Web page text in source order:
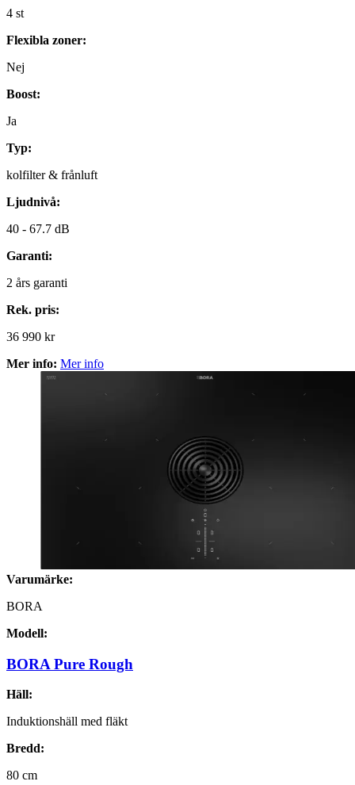
4 st
Flexibla zoner:
Nej
Boost:
Ja
Typ:
kolfilter & frånluft
Ljudnivå:
40 - 67.7 dB
Garanti:
2 års garanti
Rek. pris:
36 990 kr
Mer info: Mer info
Varumärke:
BORA
Modell:
BORA Pure Rough
Häll:
Induktionshäll med fläkt
Bredd:
80 cm